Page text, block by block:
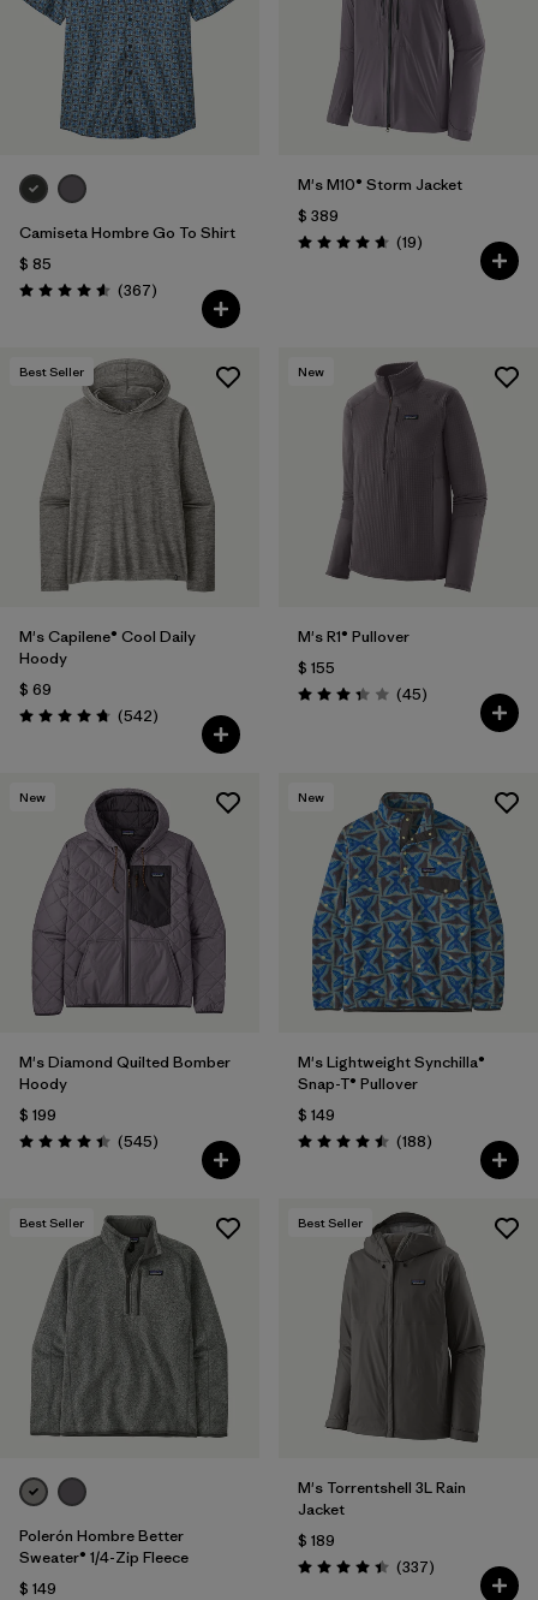
Filtrar por
Features
Filtrar por
Materials & Fabric
Camiseta Hombre Go To Shirt
$ 85
Valoración: 4.6 / 5
(367Comentarios
)
M's M10® Storm Jacket
$ 389
Valoración: 4.7 / 5
(19Comentarios
)
Best Seller
M's Capilene® Cool Daily
Hoody
$ 69
Valoración: 4.8 / 5
(542Comentarios
)
New
M's R1® Pullover
$ 155
Valoración: 3.4 / 5
(45Comentarios
)
New
M's Diamond Quilted Bomber
Hoody
$ 199
Valoración: 4.4 / 5
(545Comentarios
)
New
M's Lightweight Synchilla®
Snap-T® Pullover
$ 149
Valoración: 4.5 / 5
(188Comentarios
)
Best Seller
Polerón Hombre Better
Sweater® 1/4-Zip Fleece
$ 149
Best Seller
M's Torrentshell 3L Rain
Jacket
$ 189
Valoración: 4.4 / 5
(337Comentarios
)